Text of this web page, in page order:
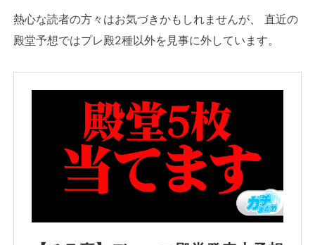
熱心な読者の方々はお気づきかもしれませんが、 直近の
殿堂予想ではプレ殿2種以外を見事に外しています。